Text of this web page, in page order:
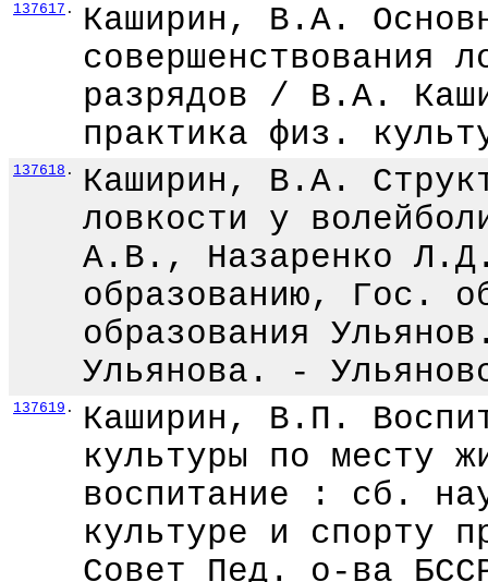
137617 .
Каширин, В.А.
совершенствования
разрядов / В.А.
практика физ.
137618 .
Каширин, В.А.
ловкости у
А.В., Назаренко
образованию, Гос.
образования
Ульянова. -
137619 .
Каширин, В.П.
культуры по месту
воспитание : сб.
культуре и спорту
Совет Пед. о-ва